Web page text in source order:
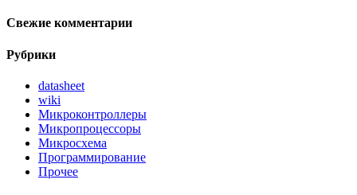
Свежие комментарии
Рубрики
datasheet
wiki
Микроконтроллеры
Микропроцессоры
Микросхема
Программирование
Прочее